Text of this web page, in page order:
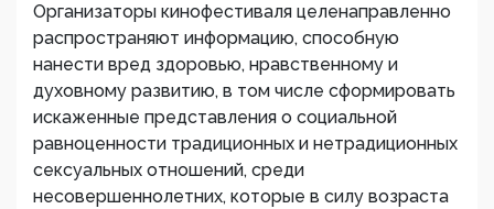
Организаторы кинофестиваля целенаправленно
распространяют информацию, способную
нанести вред здоровью, нравственному и
духовному развитию, в том числе сформировать
искаженные представления о социальной
равноценности традиционных и нетрадиционных
сексуальных отношений, среди
несовершеннолетних, которые в силу возраста